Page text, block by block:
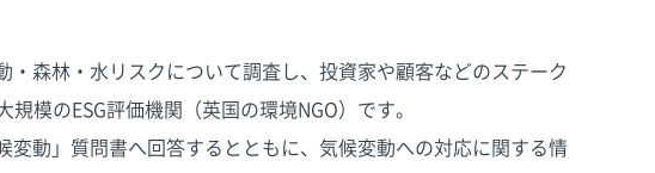
・森林・水リスクについて調査し、投資家や顧客などのステーク
模のESG評価機関（英国の環境NGO）です。
変動」質問書へ回答するとともに、気候変動への対応に関する情